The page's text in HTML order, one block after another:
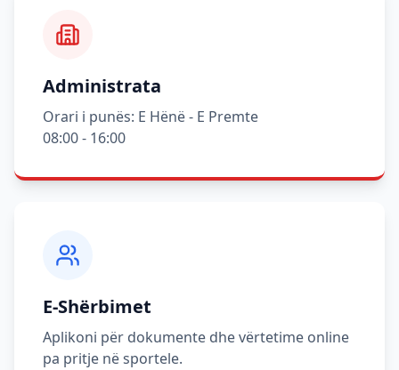
Administrata
Orari i punës: E Hënë - E Premte
08:00 - 16:00
E-Shërbimet
Aplikoni për dokumente dhe vërtetime online
pa pritje në sportele.